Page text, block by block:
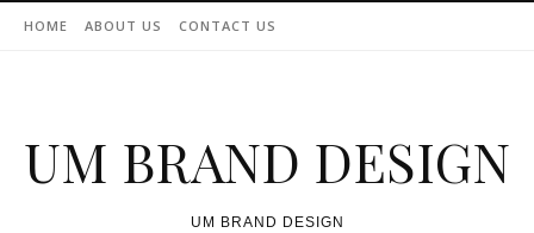
HOME ABOUT US CONTACT US
UM BRAND DESIGN
UM BRAND DESIGN